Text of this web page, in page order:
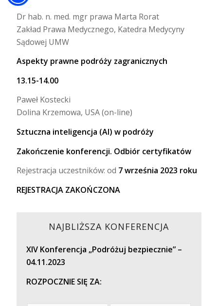
Dr hab. n. med. mgr prawa Marta Rorat
Zakład Prawa Medycznego, Katedra Medycyny
Sądowej UMW
Aspekty prawne podróży zagranicznych
13.15-14.00
Paweł Kostecki
Dolina Krzemowa, USA (on-line)
Sztuczna inteligencja (AI) w podróży
Zakończenie konferencji. Odbiór certyfikatów
Rejestracja uczestników: od 7 września 2023 roku
REJESTRACJA ZAKOŃCZONA
NAJBLIŻSZA KONFERENCJA
XIV Konferencja „Podróżuj bezpiecznie” –
04.11.2023
ROZPOCZNIE SIĘ ZA: